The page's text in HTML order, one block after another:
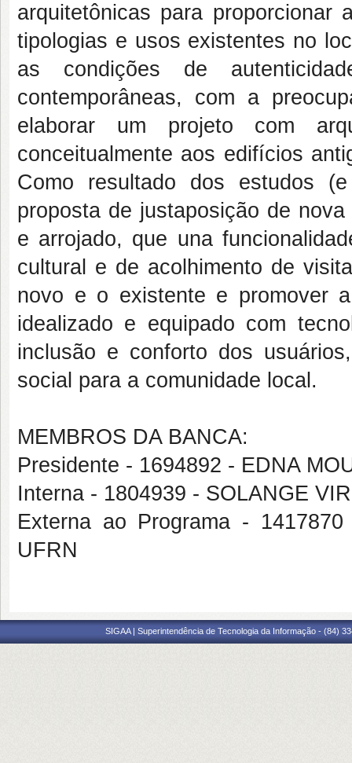
arquitetônicas para
tipologias e usos existentes no
as condições de
contemporâneas, com a
elaborar um projeto com
conceitualmente aos edifícios
Como resultado dos estudos
proposta de justaposição de
e arrojado, que una
cultural e de acolhimento de
novo e o existente e promover
idealizado e equipado com
inclusão e conforto dos
social para a comunidade local.
MEMBROS DA BANCA:
Presidente - 1694892 - EDNA
Interna - 1804939 - SOLANGE
Externa ao Programa -
UFRN
SIGAA | Superintendência de Tecnologia da Informação - (84)